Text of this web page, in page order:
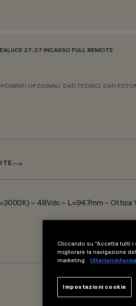
27/27 INCASSO FULL REMOTE
OPZIONALI DATI TECNICI DATI
– 48Vdc – L=947mm – Ottica
Cliccando su “Accetta tutti
migliorare la navigazione
marketing.
Ulteriori
Impostazioni cookie